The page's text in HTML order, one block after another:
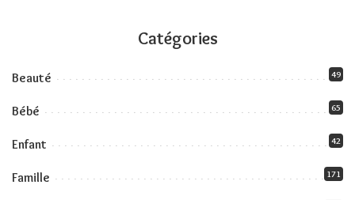
Catégories
Beauté 49
Bébé 65
Enfant 42
Famille 171